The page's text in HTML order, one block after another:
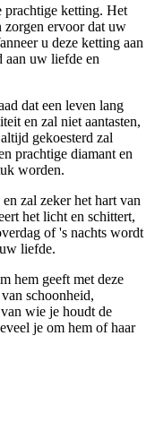
prachtige ketting. Het
zorgen ervoor dat uw
u deze ketting aan
aan uw liefde en
dat een leven lang
en zal niet aantasten,
gekoesterd zal
prachtige diamant en
worden.
zal zeker het hart van
het licht en schittert,
of 's nachts wordt
liefde.
hem geeft met deze
schoonheid,
wie je houdt de
je om hem of haar